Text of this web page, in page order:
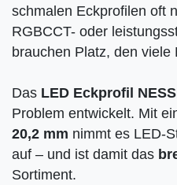
schmalen Eckprofilen oft
RGBCCT- oder
brauchen Platz, den viele
Das LED Eckprofil
Problem entwickelt. Mit
20,2 mm nimmt es LED-
auf – und ist damit das
Sortiment.